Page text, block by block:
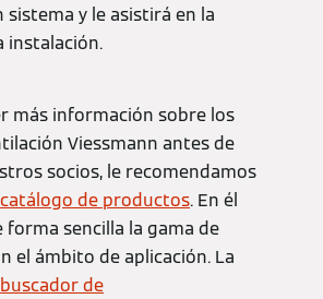
y le asistirá en la
instalación.
más información sobre los
Viessmann antes de
socios, le recomendamos
catálogo de productos. En él
sencilla la gama de
el ámbito de aplicación. La
buscador de